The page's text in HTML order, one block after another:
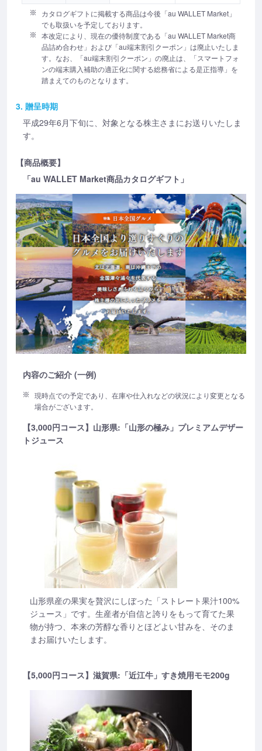
カタログギフトに掲載する商品は今後「au WALLET Market」
でも取扱いを予定しております。
本改定により、現在の優待制度である「au WALLET Market商
品詰め合わせ」および「au端末割引クーポン」は廃止いたしま
す。なお、「au端末割引クーポン」の廃止は、「スマートフォ
ンの端末購入補助の適正化に関する総務省による是正指導」を
踏まえてのものとなります。
3. 贈呈時期
平成29年6月下旬に、対象となる株主さまにお送りいたしま
す。
【商品概要】
「au WALLET Market商品カタログギフト」
内容のご紹介 (一例)
現時点での予定であり、在庫や仕入れなどの状況により変更となる
場合がございます。
【3,000円コース】山形県:「山形の極み」プレミアムデザー
トジュース
山形県産の果実を贅沢にしぼった「ストレート果汁100%
ジュース」です。生産者が自信と誇りをもって育てた果
物が持つ、本来の芳醇な香りとほどよい甘みを、そのま
まお届けいたします。
【5,000円コース】滋賀県:「近江牛」すき焼用モモ200g